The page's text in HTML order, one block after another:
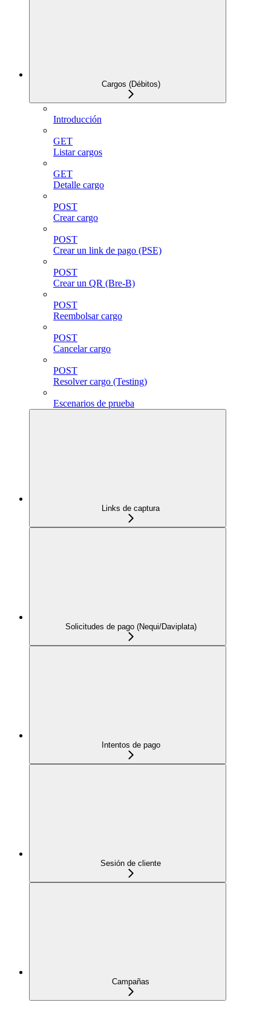
Cargos (Débitos)
Introducción
GET
Listar cargos
GET
Detalle cargo
POST
Crear cargo
POST
Crear un link de pago (PSE)
POST
Crear un QR (Bre-B)
POST
Reembolsar cargo
POST
Cancelar cargo
POST
Resolver cargo (Testing)
Escenarios de prueba
Links de captura
Solicitudes de pago (Nequi/Daviplata)
Intentos de pago
Sesión de cliente
Campañas